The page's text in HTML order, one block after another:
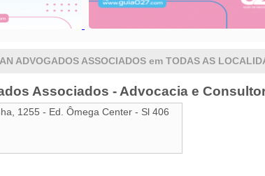
ADVOGADOS ASSOCIADOS em TODAS AS
Associados - Advocacia e
1255 - Ed. Ômega Center - Sl 406